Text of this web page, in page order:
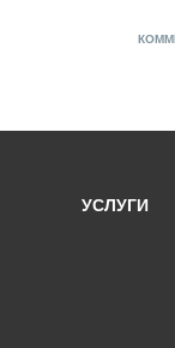
УСЛУГИ